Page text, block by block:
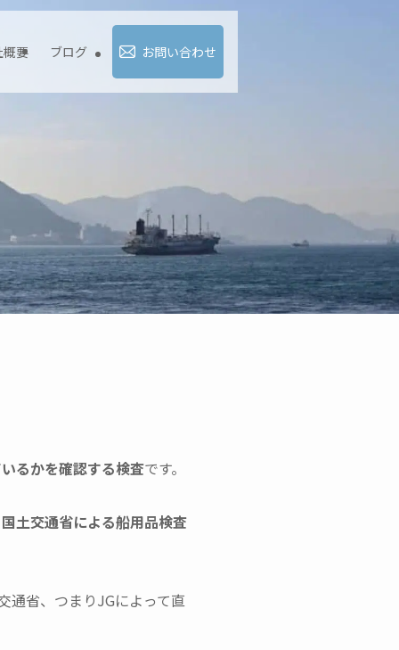
概要 ブログ お問い合わせ
るかを確認する検査です。
国土交通省による船用品検査
通省、つまりJGによって直